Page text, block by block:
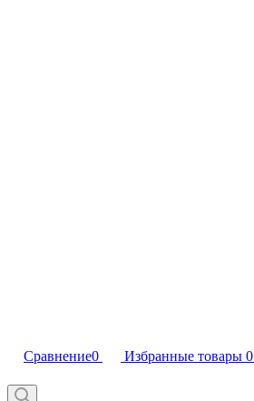
Сравнение0 Избранные товары 0